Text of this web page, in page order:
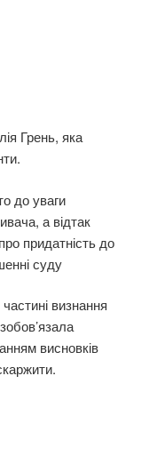
Грень, яка
до уваги
а відтак
придатність до
суду
визнання
висновків